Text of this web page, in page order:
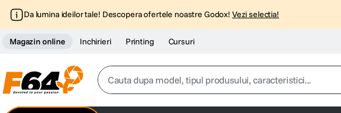
Da lumina ideilor tale! Descopera ofertele noastre Godox! Vezi selectia!
Magazin online Inchirieri Printing Cursuri
Cauta dupa model, tipul produsului, caracteristici...